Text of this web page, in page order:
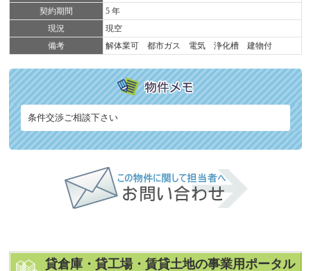
契約期間
5 年
現況
現空
備考
解体業可 都市ガス 電気 浄化槽 建物付
条件交渉ご相談下さい
貸倉庫・貸工場・賃貸土地の事業用ポータル